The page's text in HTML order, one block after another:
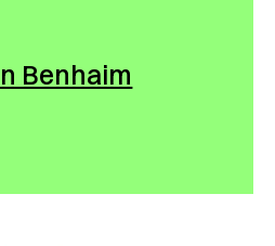
Benhaim